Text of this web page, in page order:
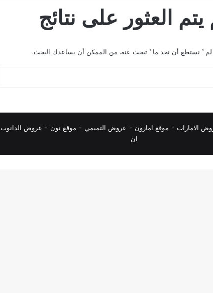
يتم العثور على نتائج
لم ’ نستطع أن نجد ما ’ تبحث عنه. من الممكن أن يساعدك البحث.
الامارات - موقع امازون - عروض التميمي - موقع نون - عروض الدانوب
ان